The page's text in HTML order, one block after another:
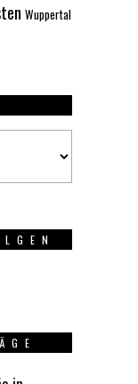
Wuppertal